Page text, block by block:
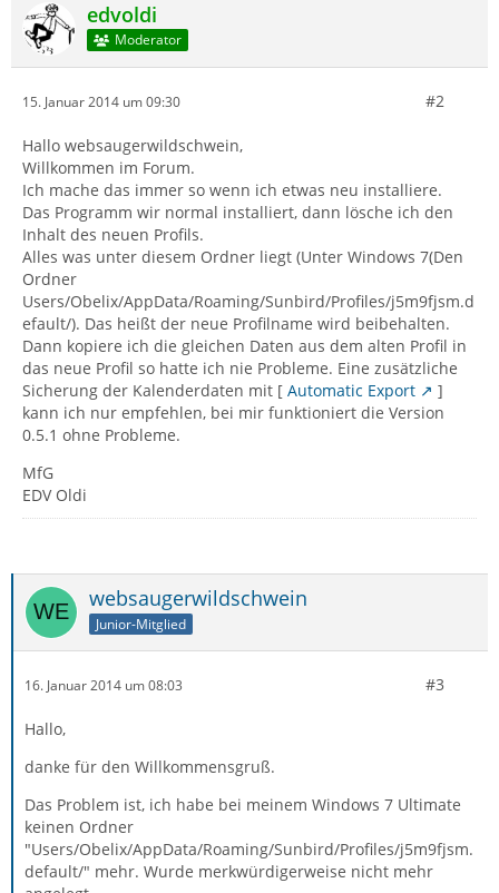
edvoldi
Moderator
15. Januar 2014 um 09:30 #2
Hallo websaugerwildschwein,
Willkommen im Forum.
Ich mache das immer so wenn ich etwas neu installiere.
Das Programm wir normal installiert, dann lösche ich den
Inhalt des neuen Profils.
Alles was unter diesem Ordner liegt (Unter Windows 7(Den
Ordner
Users/Obelix/AppData/Roaming/Sunbird/Profiles/j5m9fjsm.d
efault/). Das heißt der neue Profilname wird beibehalten.
Dann kopiere ich die gleichen Daten aus dem alten Profil in
das neue Profil so hatte ich nie Probleme. Eine zusätzliche
Sicherung der Kalenderdaten mit [ Automatic Export
]
kann ich nur empfehlen, bei mir funktioniert die Version
0.5.1 ohne Probleme.
MfG
EDV Oldi
websaugerwildschwein
Junior-Mitglied
16. Januar 2014 um 08:03 #3
Hallo,
danke für den Willkommensgruß.
Das Problem ist, ich habe bei meinem Windows 7 Ultimate
keinen Ordner
"Users/Obelix/AppData/Roaming/Sunbird/Profiles/j5m9fjsm.
default/" mehr. Wurde merkwürdigerweise nicht mehr